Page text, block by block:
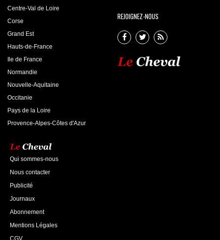
Centre-Val de Loire
Corse
Grand Est
Hauts-de-France
Ile de France
Normandie
Nouvelle-Aquitaine
Occitanie
Pays de la Loire
Provence-Alpes-Côtes d'Azur
REJOIGNEZ-NOUS
Qui sommes-nous
Nous contacter
Publicité
Journaux
Abonnement
Mentions Légales